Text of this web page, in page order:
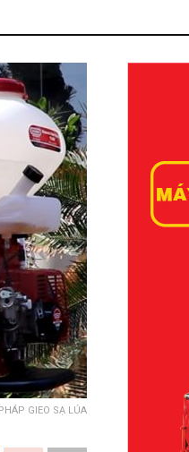
GIEO SẠ LÚA